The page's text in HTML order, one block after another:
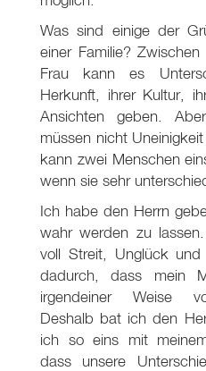
Was sind einige der
einer Familie?
Frau kann es
Herkunft, ihrer Kultur,
Ansichten geben.
müssen nicht
kann zwei Menschen
wenn sie sehr
Ich habe den Herrn
wahr werden zu
voll Streit, Unglück und
dadurch, dass mein
irgendeiner Weise
Deshalb bat ich den
ich so eins mit
dass unsere